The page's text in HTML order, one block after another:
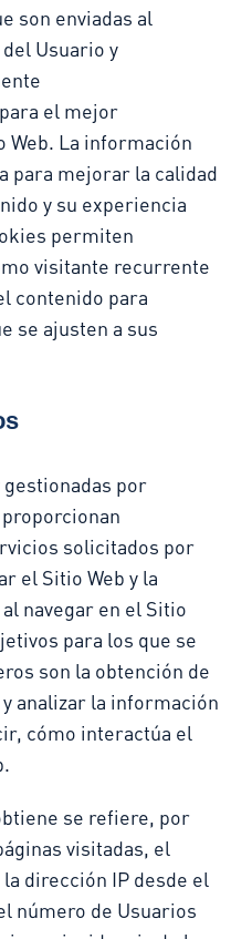
son enviadas al
Usuario y
para el mejor
La información
para mejorar la calidad
y su experiencia
permiten
visitante recurrente
contenido para
se ajusten a sus
por
solicitados por
el Sitio Web y la
navegar en el Sitio
para los que se
son la obtención de
analizar la información
cómo interactúa el
se refiere, por
visitadas, el
dirección IP desde el
número de Usuarios